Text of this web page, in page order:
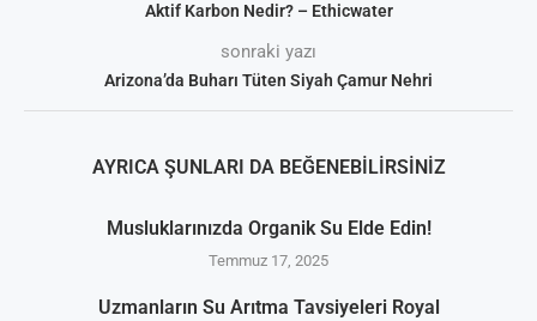
Aktif Karbon Nedir? – Ethicwater
sonraki yazı
Arizona’da Buharı Tüten Siyah Çamur Nehri
AYRICA ŞUNLARI DA BEĞENEBILIRSINIZ
Musluklarınızda Organik Su Elde Edin!
Temmuz 17, 2025
Uzmanların Su Arıtma Tavsiyeleri Royal